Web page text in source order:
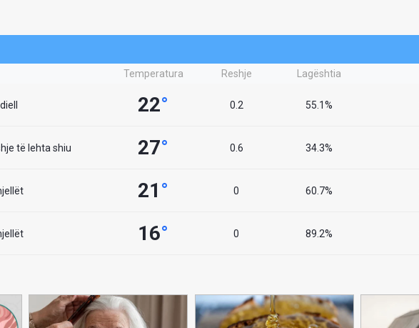
Temperatura Reshje Lagështia
22° 0.2 55.1%
të lehta shiu 27° 0.6 34.3%
21 ° 0 60.7%
16° 0 89.2%